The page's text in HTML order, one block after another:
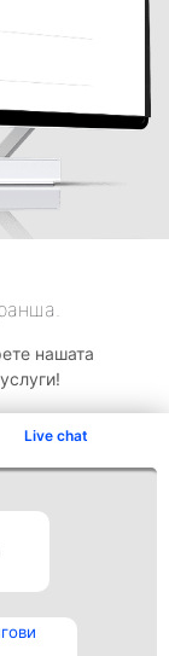
Live chat
нашата